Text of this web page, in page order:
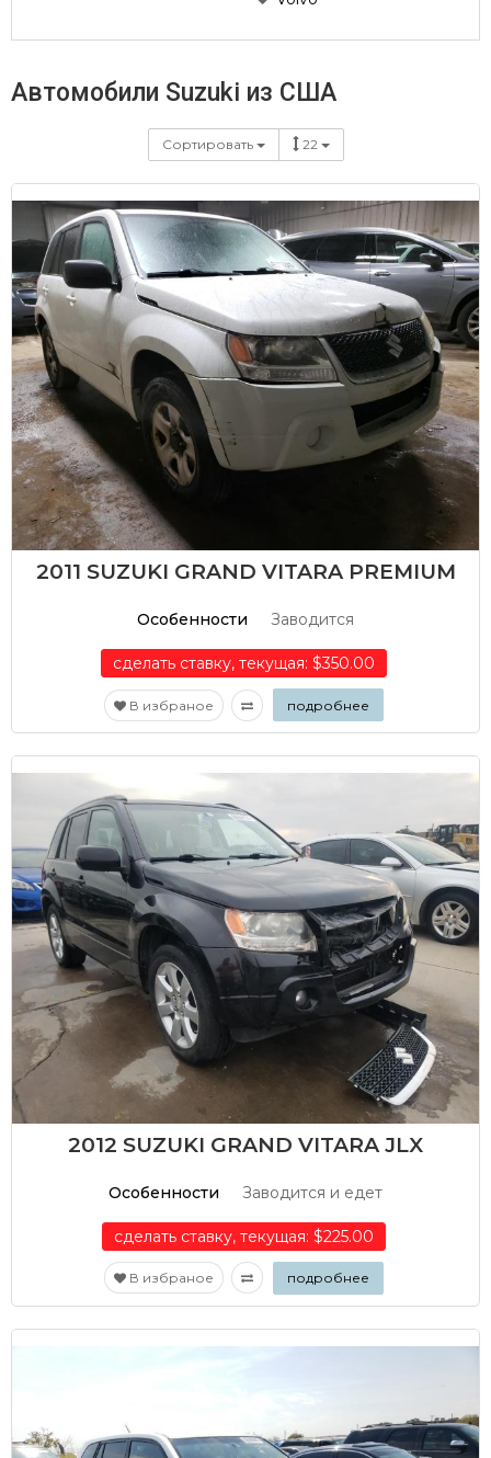
Автомобили Suzuki из США
Сортировать 22
2011 SUZUKI GRAND VITARA PREMIUM
Особенности Заводится
сделать ставку, текущая: $350.00
В избраное подробнее
2012 SUZUKI GRAND VITARA JLX
Особенности Заводится и едет
сделать ставку, текущая: $225.00
В избраное подробнее